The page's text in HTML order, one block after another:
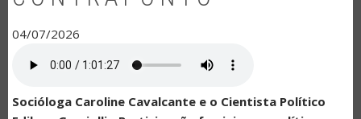
04/07/2026
Socióloga Caroline Cavalcante e o Cientista Político